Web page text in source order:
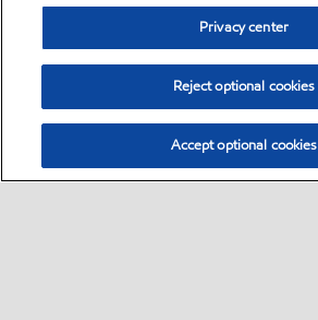
Privacy center
Reject optional cookies
Accept optional cookies